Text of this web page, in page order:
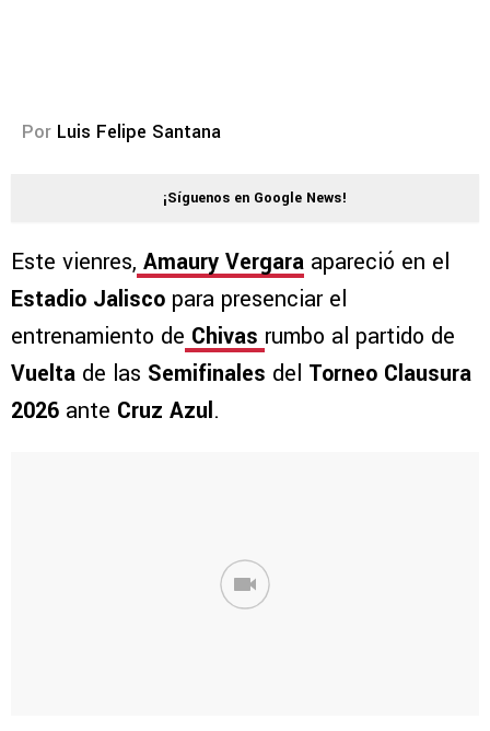
Por Luis Felipe Santana
¡Síguenos en Google News!
Este vienres, Amaury Vergara apareció en el
Estadio Jalisco para presenciar el
entrenamiento de Chivas rumbo al partido de
Vuelta de las Semifinales del Torneo Clausura
2026 ante Cruz Azul.